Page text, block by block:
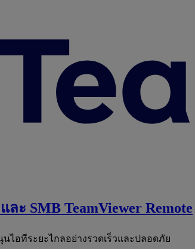
ละ SMB TeamViewer Remote
ไอทีระยะไกลอย่างรวดเร็วและปลอดภัย